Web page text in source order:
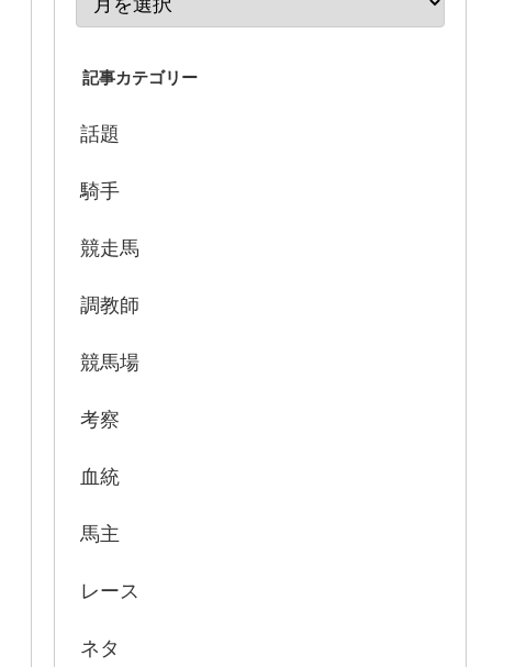
記事カテゴリー
話題
騎手
競走馬
調教師
競馬場
考察
血統
馬主
レース
ネタ